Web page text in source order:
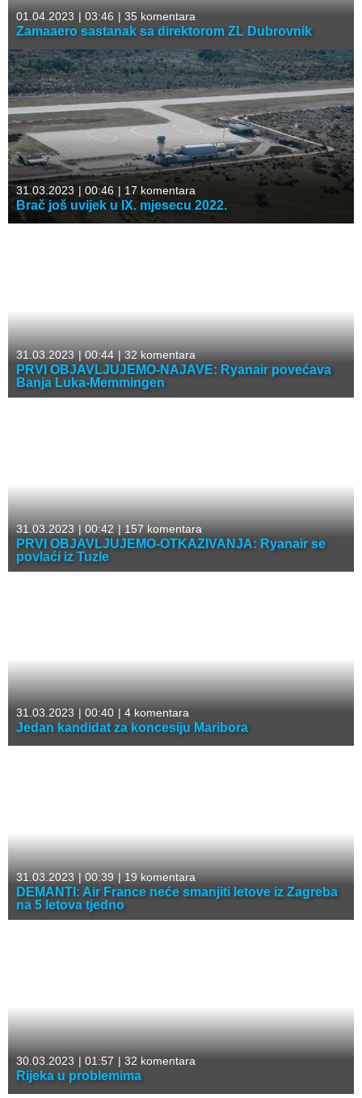
01.04.2023 | 03:46 | 35 komentara
Zamaaero sastanak sa direktorom ZL Dubrovnik
31.03.2023 | 00:46 | 17 komentara
Brač još uvijek u IX. mjesecu 2022.
31.03.2023 |00:44 |32 komentara
PRVI OBJAVLJUJEMO-NAJAVE: Ryanair povećava
Banja Luka-Memmingen
31.03.2023 |00:42 |157 komentara
PRVI OBJAVLJUJEMO-OTKAZIVANJA: Ryanair se
povlaći iz Tuzle
31.03.2023 | 00:40 | 4 komentara
Jedan kandidat za koncesiju Maribora
31.03.2023 |00:39 |19 komentara
DEMANTI: Air France neće smanjiti letove iz Zagreba
na 5 letova tjedno
30.03.2023 | 01:57 | 32 komentara
Rijeka u problemima